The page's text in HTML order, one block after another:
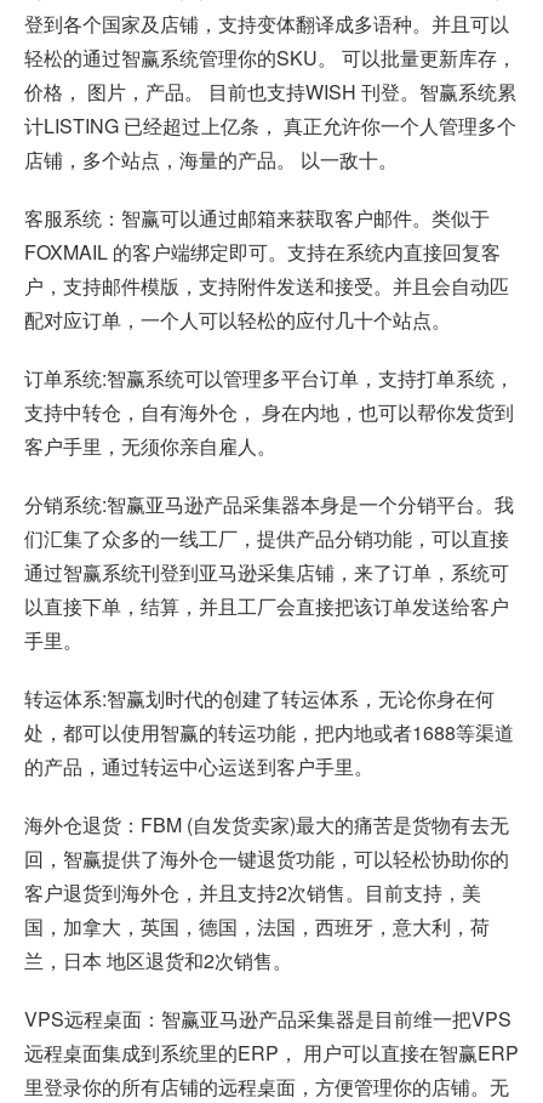
登到各个国家及店铺，支持变体翻译成多语种。并且可以
轻松的通过智赢系统管理你的SKU。 可以批量更新库存，
价格， 图片，产品。 目前也支持WISH 刊登。智赢系统累
计LISTING 已经超过上亿条， 真正允许你一个人管理多个
店铺，多个站点，海量的产品。 以一敌十。
客服系统：智赢可以通过邮箱来获取客户邮件。类似于
FOXMAIL 的客户端绑定即可。支持在系统内直接回复客
户，支持邮件模版，支持附件发送和接受。并且会自动匹
配对应订单，一个人可以轻松的应付几十个站点。
订单系统:智赢系统可以管理多平台订单，支持打单系统，
支持中转仓，自有海外仓， 身在内地，也可以帮你发货到
客户手里，无须你亲自雇人。
分销系统:智赢亚马逊产品采集器本身是一个分销平台。我
们汇集了众多的一线工厂，提供产品分销功能，可以直接
通过智赢系统刊登到亚马逊采集店铺，来了订单，系统可
以直接下单，结算，并且工厂会直接把该订单发送给客户
手里。
转运体系:智赢划时代的创建了转运体系，无论你身在何
处，都可以使用智赢的转运功能，把内地或者1688等渠道
的产品，通过转运中心运送到客户手里。
海外仓退货：FBM (自发货卖家)最大的痛苦是货物有去无
回，智赢提供了海外仓一键退货功能，可以轻松协助你的
客户退货到海外仓，并且支持2次销售。目前支持，美
国，加拿大，英国，德国，法国，西班牙，意大利，荷
兰，日本 地区退货和2次销售。
VPS远程桌面：智赢亚马逊产品采集器是目前维一把VPS
远程桌面集成到系统里的ERP， 用户可以直接在智赢ERP
里登录你的所有店铺的远程桌面，方便管理你的店铺。无